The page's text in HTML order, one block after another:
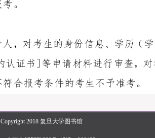
Copyright 2018 复旦大学图书馆